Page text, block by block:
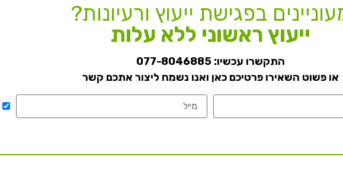
בפגישת ייעוץ ורעיונות?
ייעוץ ראשוני ללא עלות
התקשרו עכשיו:077-8046885
או פשוט השאירו פרטיכם כאן ואנו נשמח ליצור אתכם קשר